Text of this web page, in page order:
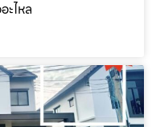
ะไหล